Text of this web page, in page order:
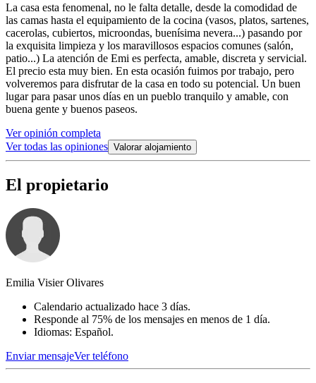
La casa esta fenomenal, no le falta detalle, desde la comodidad de
las camas hasta el equipamiento de la cocina (vasos, platos, sartenes,
cacerolas, cubiertos, microondas, buenísima nevera...) pasando por
la exquisita limpieza y los maravillosos espacios comunes (salón,
patio...) La atención de Emi es perfecta, amable, discreta y servicial.
El precio esta muy bien. En esta ocasión fuimos por trabajo, pero
volveremos para disfrutar de la casa en todo su potencial. Un buen
lugar para pasar unos días en un pueblo tranquilo y amable, con
buena gente y buenos paseos.
Ver opinión completa
Ver todas las opiniones Valorar alojamiento
El propietario
Emilia Visier Olivares
Calendario actualizado hace 3 días.
Responde al 75% de los mensajes en menos de 1 día.
Idiomas: Español.
Enviar mensajeVer teléfono